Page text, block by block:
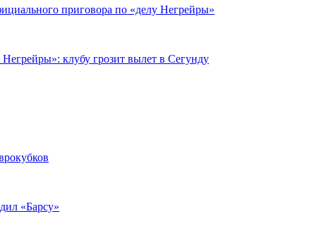
приговора по «делу Негрейры»
клубу грозит вылет в Сегунду
«Барсу»